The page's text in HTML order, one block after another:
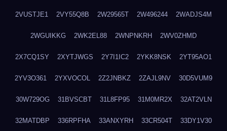
2VUSTJE1 2VY55Q8B 2W29565T 2W496244 2WADJS4M
2WGUIKKG 2WK2EL88 2WNPNKRH 2WV0ZHMD
2X7CQ1SY 2XYTJWGS 2Y7I1IC2 2YKK8NSK 2YT95AO1
2YV3O361 2YXVOCOL 2Z2JNBKZ 2ZAJL9NV 30D5VUM9
30W729OG 31BVSCBT 31L8FP95 31M0MR2X 32AT2VLN
32MATDBP 336RPFHA 33ANXYRH 33CR504T 33DY1V30